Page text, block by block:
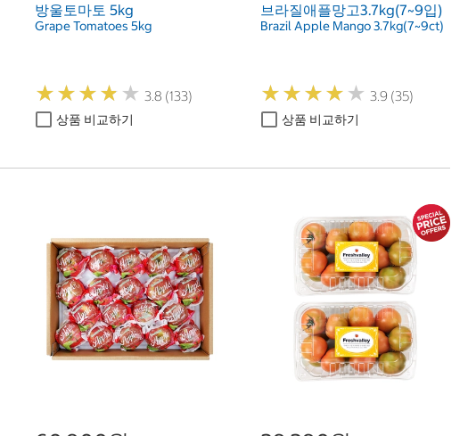
방울토마토 5kg
Grape Tomatoes 5kg
★★★★ ★
★★★★ ★ 3.8 (133)
상품 비교하기
브라질애플망고3.7kg(7~9입)
Brazil Apple Mango 3.7kg(7~9ct)
★★★★ ★
★★★★ ★ 3.9 (35)
상품 비교하기